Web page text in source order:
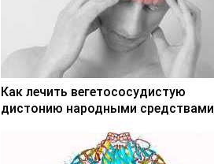
Как лечить вегетососудистую
дистонию народными средствами